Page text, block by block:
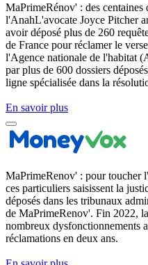
MaPrimeRénov' : des centaines
l'AnahL'avocate Joyce Pitcher
avoir déposé plus de 260
de France pour réclamer le
l'Agence nationale de l'habitat
par plus de 600 dossiers
ligne spécialisée dans la
En savoir plus
MaPrimeRenov' : pour toucher
ces particuliers saisissent la
déposés dans les tribunaux
de MaPrimeRenov'. Fin 2022,
nombreux dysfonctionnements
réclamations en deux ans.